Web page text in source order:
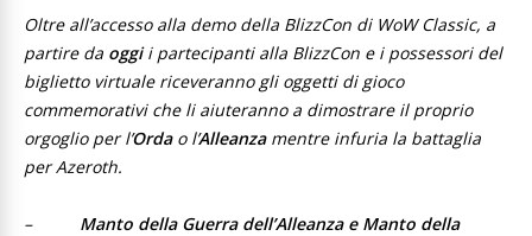
Oltre all’accesso alla demo della BlizzCon di WoW Classic, a
partire da oggii partecipanti alla BlizzCon e i possessori del
biglietto virtuale riceveranno gli oggetti di gioco
commemorativi che li aiuteranno a dimostrare il proprio
orgoglio per l’Ordao l’Alleanzamentre infuria la battaglia
per Azeroth.
– Manto della Guerra dell’Alleanza e Manto della